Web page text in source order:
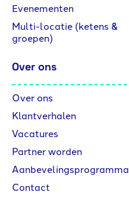
Evenementen
Multi-locatie (ketens &
groepen)
Over ons
Over ons
Klantverhalen
Vacatures
Partner worden
Aanbevelingsprogramma
Contact